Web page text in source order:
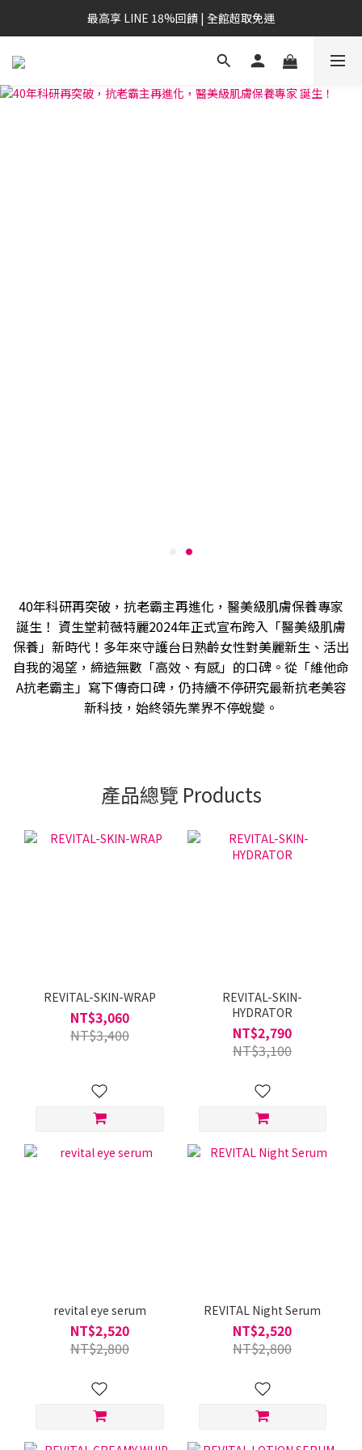
最高享 LINE 18%回饋 | 全館超取免運
40年科研再突破，抗老霸主再進化，醫美級肌膚保養專家
誕生！ 資生堂莉薇特麗2024年正式宣布跨入「醫美級肌膚
保養」新時代！多年來守護台日熟齡女性對美麗新生、活出
自我的渴望，締造無數「高效、有感」的口碑。從「維他命
A抗老霸主」寫下傳奇口碑，仍持續不停研究最新抗老美容
新科技，始終領先業界不停蛻變。
產品總覽 Products
REVITAL-SKIN-WRAP
NT$3,060
NT$3,400
REVITAL-SKIN-
HYDRATOR
NT$2,790
NT$3,100
revital eye serum
NT$2,520
NT$2,800
REVITAL Night Serum
NT$2,520
NT$2,800